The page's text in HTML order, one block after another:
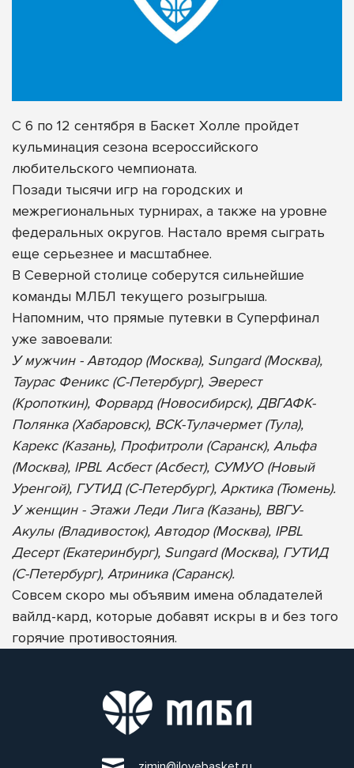
С 6 по 12 сентября в Баскет Холле пройдет
кульминация сезона всероссийского
любительского чемпионата.
Позади тысячи игр на городских и
межрегиональных турнирах, а также на уровне
федеральных округов. Настало время сыграть
еще серьезнее и масштабнее.
В Северной столице соберутся сильнейшие
команды МЛБЛ текущего розыгрыша.
Напомним, что прямые путевки в Суперфинал
уже завоевали:
У мужчин - Автодор (Москва), Sungard (Москва),
Таурас Феникс (С-Петербург), Эверест
(Кропоткин), Форвард (Новосибирск), ДВГАФК-
Полянка (Хабаровск), ВСК-Тулачермет (Тула),
Карекс (Казань), Профитроли (Саранск), Альфа
(Москва), IPBL Асбест (Асбест), СУМУО (Новый
Уренгой), ГУТИД (С-Петербург), Арктика (Тюмень).
У женщин - Этажи Леди Лига (Казань), ВВГУ-
Акулы (Владивосток), Автодор (Москва), IPBL
Десерт (Екатеринбург), Sungard (Москва), ГУТИД
(С-Петербург), Атриника (Саранск).
Совсем скоро мы объявим имена обладателей
вайлд-кард, которые добавят искры в и без того
горячие противостояния.